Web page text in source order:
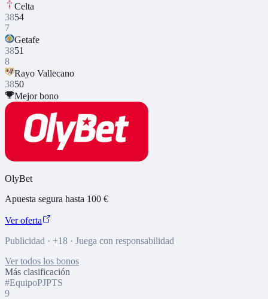
Celta
3854
7
Getafe
3851
8
Rayo Vallecano
3850
Mejor bono
OlyBet
Apuesta segura hasta 100 €
Ver oferta
Publicidad · +18 · Juega con responsabilidad
Ver todos los bonos
Más clasificación
#EquipoPJPTS
9